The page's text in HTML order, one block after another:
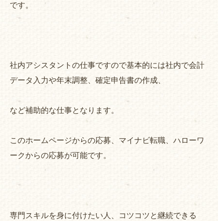
です。
社内アシスタントの仕事ですので基本的には社内で会計
データ入力や年末調整、確定申告書の作成、
など補助的な仕事となります。
このホームページからの応募、マイナビ転職、ハローワ
ークからの応募が可能です。
専門スキルを身に付けたい人、コツコツと継続できる